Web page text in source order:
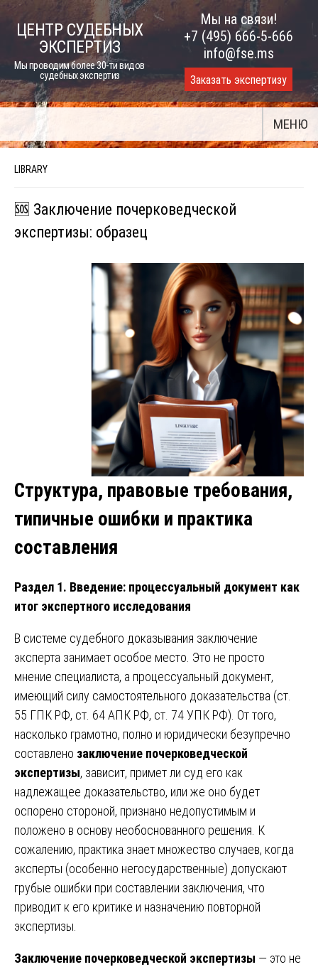
Skip
ЦЕНТР СУДЕБНЫХ
ЭКСПЕРТИЗ
Мы проводим более 30-ти видов
судебных экспертиз
Мы на связи!
+7 (495) 666-5-666
info@fse.ms
Заказать экспертизу
МЕНЮ
LIBRARY
🆘 Заключение почерковедческой
экспертизы: образец
Структура, правовые требования,
типичные ошибки и практика
составления
Раздел 1. Введение: процессуальный документ как
итог экспертного исследования
В системе судебного доказывания заключение
эксперта занимает особое место. Это не просто
мнение специалиста, а процессуальный документ,
имеющий силу самостоятельного доказательства (ст.
55 ГПК РФ, ст. 64 АПК РФ, ст. 74 УПК РФ). От того,
насколько грамотно, полно и юридически безупречно
составлено заключение почерковедческой
экспертизы, зависит, примет ли суд его как
надлежащее доказательство, или же оно будет
оспорено стороной, признано недопустимым и
положено в основу необоснованного решения. К
сожалению, практика знает множество случаев, когда
эксперты (особенно негосударственные) допускают
грубые ошибки при составлении заключения, что
приводит к его критике и назначению повторной
экспертизы.
Заключение почерковедческой экспертизы — это не